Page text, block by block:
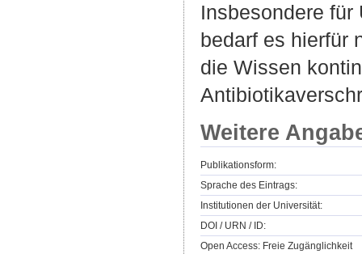
Insbesondere
bedarf es hierfür
die Wissen
Weitere
Publikationsform:
Sprache des Eintrags:
Institutionen der Universität:
DOI / URN / ID:
Open Access: Freie Zugänglichkeit